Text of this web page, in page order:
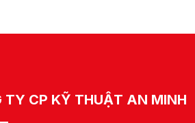
TY CP KỸ THUẬT AN MINH